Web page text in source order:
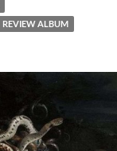
REVIEW ALBUM